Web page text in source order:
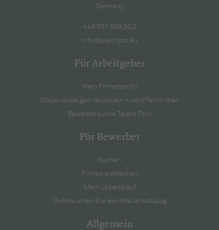
Germany
+49 551 999 50 0
info@psychjob.eu
Für Arbeitgeber
Mein Firmenprofil
Stellenanzeigen verwalten + veröffentlichen
Bewerbersuche Talent Pool
Für Bewerber
Suchen
Firmen entdecken
Mein Lebenslauf
Durchsuchen Sie den Stellenkatalog
Allgemein